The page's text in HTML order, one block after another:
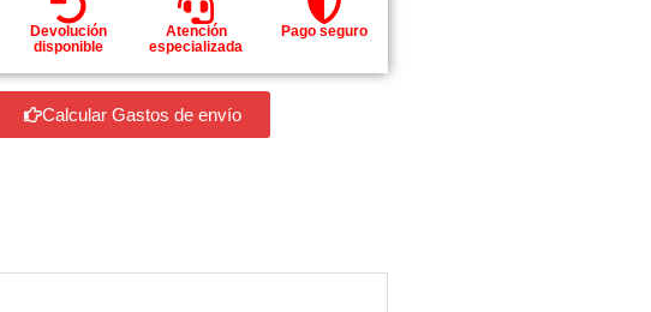
Devolución
disponible
Atención
especializada
Pago seguro
Calcular Gastos de envío